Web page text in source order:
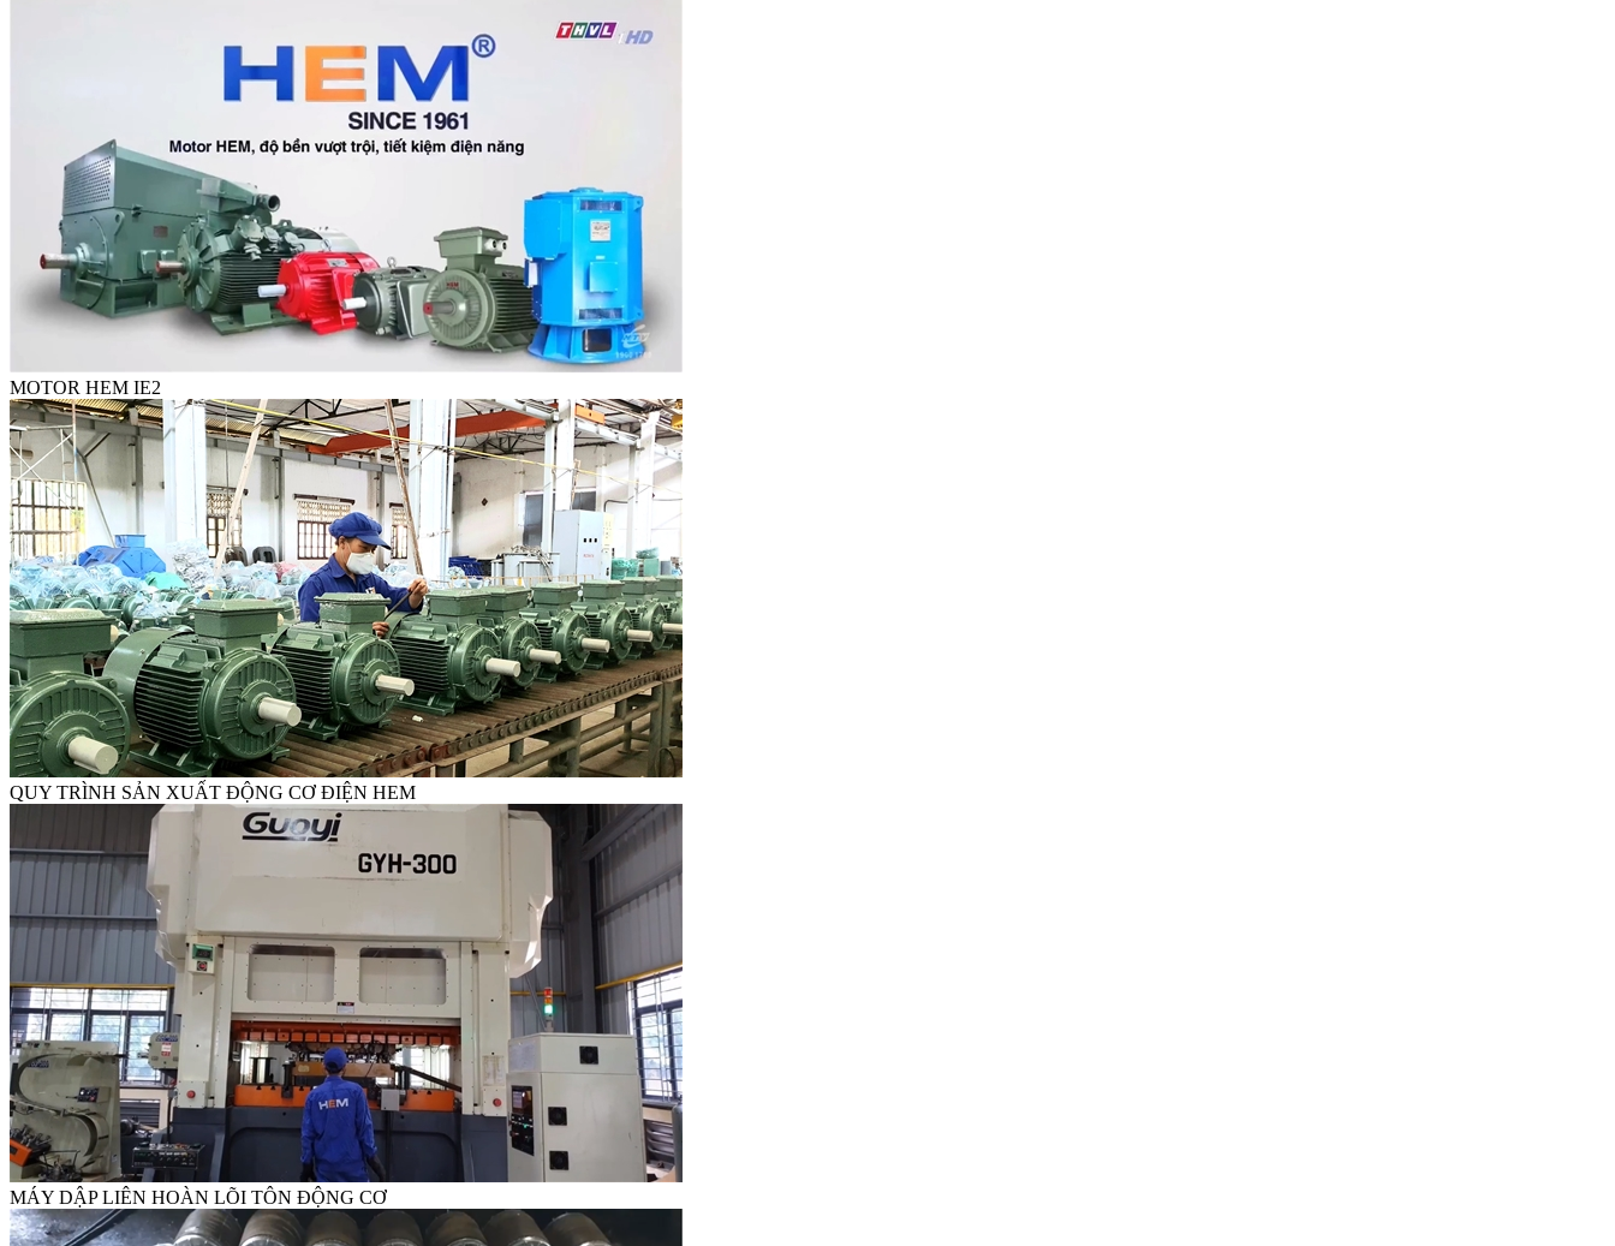
MOTOR HEM IE2
QUY TRÌNH SẢN XUẤT ĐỘNG CƠ ĐIỆN HEM
MÁY DẬP LIÊN HOÀN LÕI TÔN ĐỘNG CƠ